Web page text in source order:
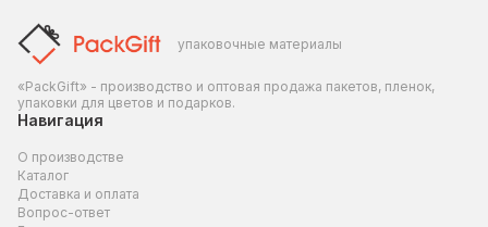
упаковочные материалы
«PackGift» - производство и оптовая продажа пакетов, пленок,
упаковки для цветов и подарков.
Навигация
О производстве
Каталог
Доставка и оплата
Вопрос-ответ